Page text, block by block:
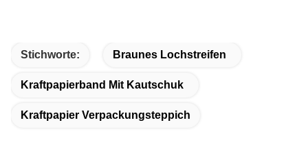
Stichworte: Braunes Lochstreifen
Kraftpapierband Mit Kautschuk
Kraftpapier Verpackungsteppich